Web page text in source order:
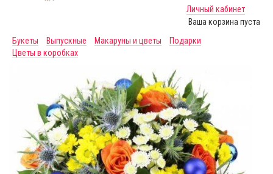
Личный кабинет
Ваша корзина пуста
Букеты
Выпускные Макаруны и цветы
Подарки
Цветы в коробках